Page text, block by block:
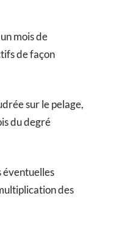
mois de
de façon
sur le pelage,
du degré
éventuelles
des